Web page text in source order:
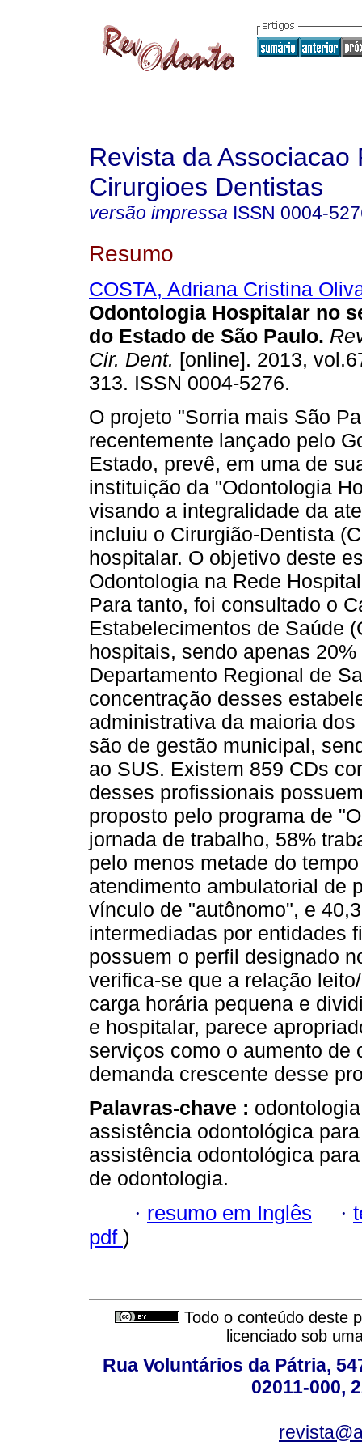
Revista da Associacao
Cirurgioes Dentistas
versão impressa ISSN 0004-
Resumo
COSTA, Adriana Cristina
Odontologia Hospitalar no
do Estado de São Paulo.
Cir. Dent. [online]. 2013,
313. ISSN 0004-5276.
O projeto "Sorria mais São
recentemente lançado pelo
Estado, prevê, em uma de
instituição da "Odontologia
visando a integralidade da
incluiu o Cirurgião-Dentista
hospitalar. O objetivo deste
Odontologia na Rede
Para tanto, foi consultado o
Estabelecimentos de Saúde
hospitais, sendo apenas
Departamento Regional de
concentração desses
administrativa da maioria
são de gestão municipal,
ao SUS. Existem 859 CDs
desses profissionais
proposto pelo programa de
jornada de trabalho, 58%
pelo menos metade do
atendimento ambulatorial de
vínculo de "autônomo", e
intermediadas por entidades
possuem o perfil designado
verifica-se que a relação
carga horária pequena e
e hospitalar, parece
serviços como o aumento de
demanda crescente desse
Palavras-chave :
assistência odontológica
assistência odontológica
de odontologia.
· resumo em Inglês ·
pdf )
Todo o conteúdo deste
licenciado sob
Rua Voluntários da Pátria,
02011-000,